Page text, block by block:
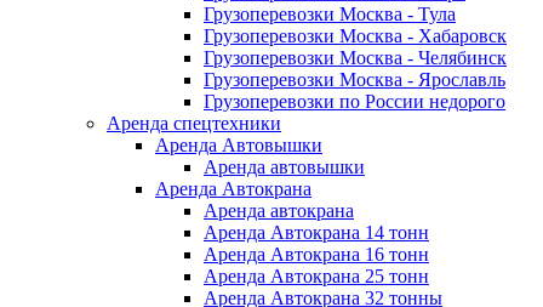
Грузоперевозки Москва - Тула
Грузоперевозки Москва - Хабаровск
Грузоперевозки Москва - Челябинск
Грузоперевозки Москва - Ярославль
Грузоперевозки по России недорого
Аренда спецтехники
Аренда Автовышки
Аренда автовышки
Аренда Автокрана
Аренда автокрана
Аренда Автокрана 14 тонн
Аренда Автокрана 16 тонн
Аренда Автокрана 25 тонн
Аренда Автокрана 32 тонны